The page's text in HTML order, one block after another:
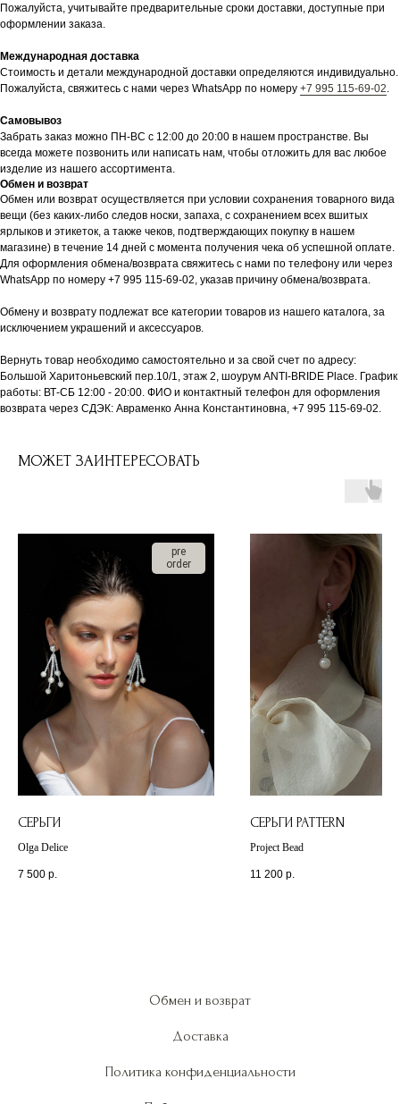
Пожалуйста, учитывайте предварительные сроки доставки, доступные при
оформлении заказа.
Международная доставка
Стоимость и детали международной доставки определяются индивидуально.
Пожалуйста, свяжитесь с нами через WhatsApp по номеру +7 995 115-69-02.
Самовывоз
Забрать заказ можно ПН-ВС с 12:00 до 20:00 в нашем пространстве. Вы
всегда можете позвонить или написать нам, чтобы отложить для вас любое
изделие из нашего ассортимента.
Обмен и возврат
Обмен или возврат осуществляется при условии сохранения товарного вида
вещи (без каких-либо следов носки, запаха, с сохранением всех вшитых
ярлыков и этикеток, а также чеков, подтверждающих покупку в нашем
магазине) в течение 14 дней с момента получения чека об успешной оплате.
Для оформления обмена/возврата свяжитесь с нами по телефону или через
WhatsApp по номеру +7 995 115-69-02, указав причину обмена/возврата.
Обмену и возврату подлежат все категории товаров из нашего каталога, за
исключением украшений и аксессуаров.
Вернуть товар необходимо самостоятельно и за свой счет по адресу:
Большой Харитоньевский пер.10/1, этаж 2, шоурум ANTI-BRIDE Place. График
работы: ВТ-СБ 12:00 - 20:00. ФИО и контактный телефон для оформления
возврата через СДЭК: Авраменко Анна Константиновна, +7 995 115-69-02.
МОЖЕТ ЗАИНТЕРЕСОВАТЬ
pre
order
СЕРЬГИ
Olga Delice
7 500 р.
СЕРЬГИ PATTERN
Project Bead
11 200 р.
Обмен и возврат
Доставка
Политика конфиденциальности